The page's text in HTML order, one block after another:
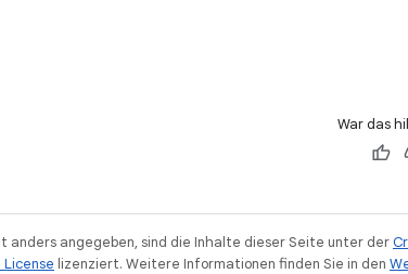
War das
anders angegeben, sind die Inhalte dieser Seite unter der
lizenziert. Weitere Informationen finden Sie in den